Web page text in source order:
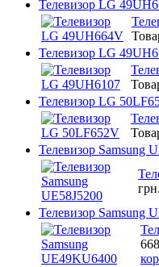
Телевизор LG
Телевизор LG
Телевизор LG
Телевизор Samsung
грн.
Телевизор Samsung